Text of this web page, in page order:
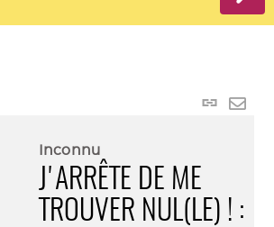
Lien
Inconnu
J'ARRÊTE DE ME
TROUVER NUL(LE) ! :